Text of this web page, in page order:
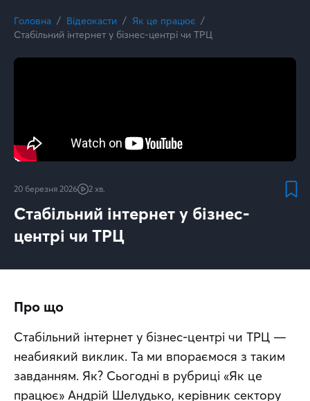
Головна Відеокасти
Як це працює
Стабільний інтернет у бізнес-центрі чи ТРЦ
20 березня 2026 2 хв.
Стабільний інтернет у бізнес-
центрі чи ТРЦ
Про що
Стабільний інтернет у бізнес-центрі чи ТРЦ —
неабиякий виклик. Та ми впораємося з таким
завданням. Як? Сьогодні в рубриці «Як це
працює» Андрій Шелудько, керівник сектору